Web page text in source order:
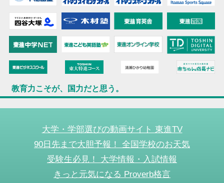
教育力こそが、国力だと思う。
大学・学部選びの動画サイト 東進TV
90日先まで大胆予報！ 全国学校のお天気
受験生必見！ 大学情報・入試情報
きっと元気になる Proverb格言